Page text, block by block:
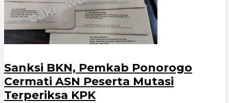
Sanksi BKN, Pemkab Ponorogo
Cermati ASN Peserta Mutasi
Terperiksa KPK